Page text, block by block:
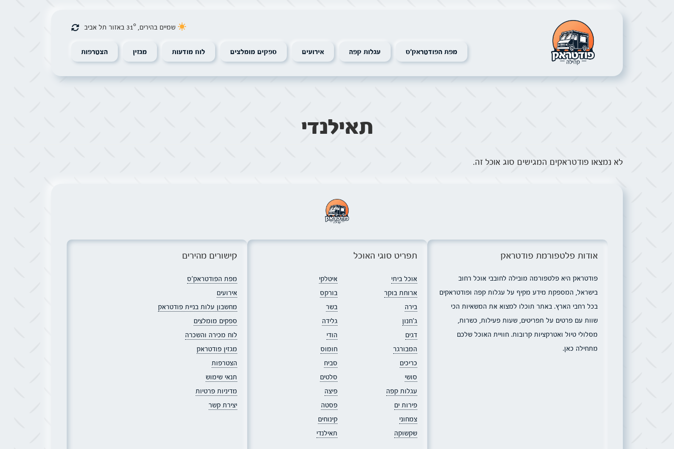
שמיים בהירים, 31° באזור תל אביב
מפת הפודטראק׳ס עגלות קפה אירועים ספקים מומלצים לוח מודעות מגזין הצטרפות
תאילנדי
לא נמצאו פודטראקים המגישים סוג אוכל זה.
אודות פלטפורמת פודטראק
פודטראק היא פלטפורמה מובילה לחובבי אוכל רחוב
בישראל, המספקת מידע מקיף על עגלות קפה ופודטראקים
בכל רחבי הארץ. באתר תוכלו למצוא את המשאיות הכי
שוות עם פרטים על תפריטים, שעות פעילות, כשרות,
מסלולי טיול ואטרקציות קרובות. חוויית האוכל שלכם
מתחילה כאן.
תפריט סוגי האוכל
אוכל ביתי
איטלקי
ארוחת בוקר
בורקס
בירה
בשר
ג׳חנון
גלידה
דגים
הודי
המבורגר
חומוס
כריכים
סביח
סושי
סלטים
עגלות קפה
פיצה
פירות ים
פסטה
צמחוני
קינוחים
שקשוקה
תאילנדי
קישורים מהירים
מפת הפודטראק׳ס
אירועים
מחשבון עלות בניית פודטראק
ספקים מומלצים
לוח מכירה והשכרה
מגזין פודטראק
הצטרפות
תנאי שימוש
מדיניות פרטיות
יצירת קשר